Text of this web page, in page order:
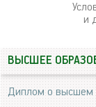
и
ВЫСШЕЕ
Диплом о высшем